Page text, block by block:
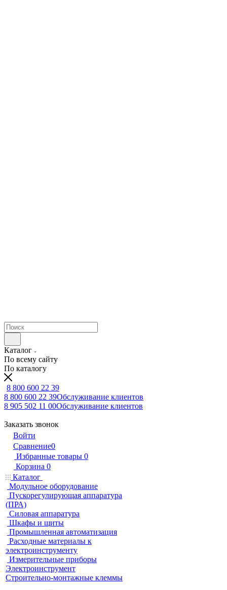
Каталог
По всему сайту
По каталогу
8 800 600 22 39
8 800 600 22 39Обслуживание клиентов
8 905 502 11 00Обслуживание клиентов
Заказать звонок
Войти
Сравнение0
Избранные товары 0
Корзина 0
Каталог
Модульное оборудование
Пускорегулирующая аппаратура
(ПРА)
Силовая аппаратура
Шкафы и щиты
Промышленная автоматизация
Расходные материалы к
электроинструменту
Измерительные приборы
Электроинструмент
Строительно-монтажные клеммы